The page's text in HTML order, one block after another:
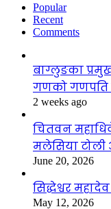
Popular
Recent
Comments
बाग्लुङका
गणको गणपति
2 weeks ago
चितवन
मलेसिया
June 20, 2026
सिद्धेश्वर
May 12, 2026